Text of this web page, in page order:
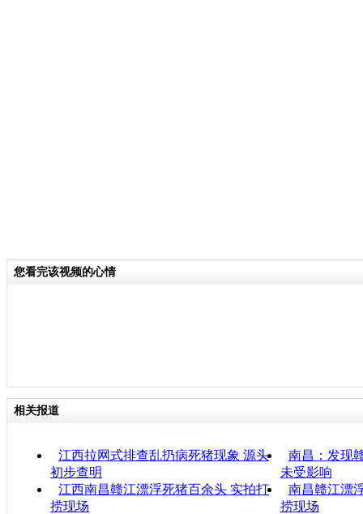
您看完该视频的心情
相关报道
江西拉网式排查乱扔病死猪现象 源头
初步查明
南昌：发现
未受影响
江西南昌赣江漂浮死猪百余头 实拍打
捞现场
南昌赣江漂
捞现场